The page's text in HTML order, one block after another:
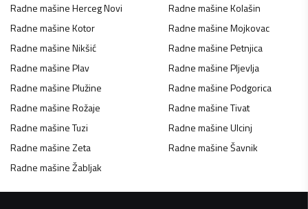
Radne mašineHerceg Novi Radne mašineKolašin
Radne mašineKotor Radne mašineMojkovac
Radne mašineNikšić Radne mašinePetnjica
Radne mašinePlav Radne mašinePljevlja
Radne mašinePlužine Radne mašinePodgorica
Radne mašineRožaje Radne mašineTivat
Radne mašineTuzi Radne mašineUlcinj
Radne mašineZeta Radne mašineŠavnik
Radne mašineŽabljak